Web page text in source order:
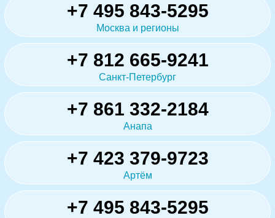
+7 495 843-5295
Москва и регионы
+7 812 665-9241
Санкт-Петербург
+7 861 332-2184
Анапа
+7 423 379-9723
Артём
+7 495 843-5295